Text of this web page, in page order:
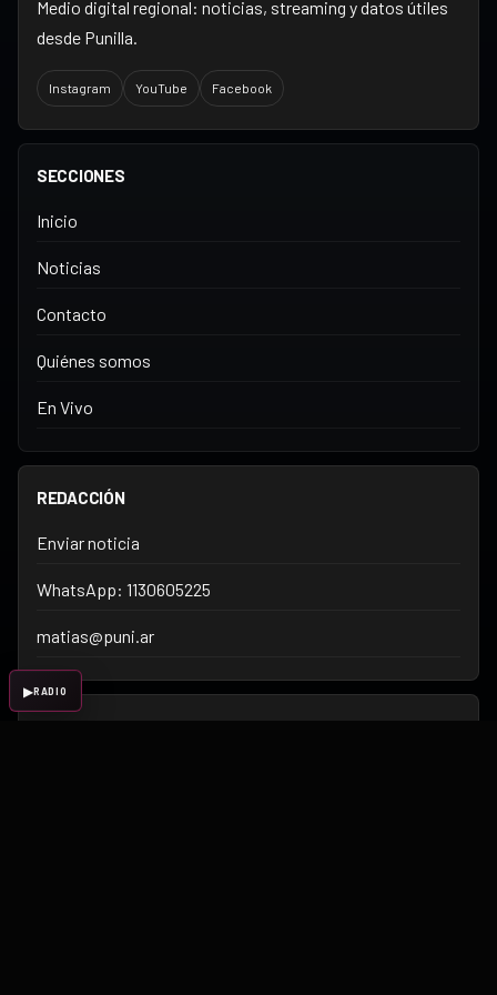
Medio digital regional: noticias, streaming y datos útiles
desde Punilla.
Instagram YouTube Facebook
SECCIONES
Inicio
Noticias
Contacto
Quiénes somos
En Vivo
REDACCIÓN
Enviar noticia
WhatsApp: 1130605225
matias@puni.ar
▶RADIO